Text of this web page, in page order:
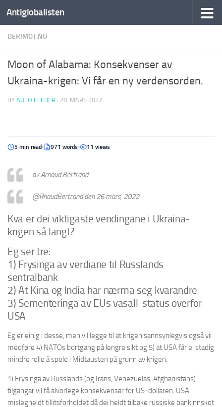
Antiglobalisten
DERIMOT.NO
Moon of Alabama: Konsekvenser av
Ukraina-krigen: Vi får en ny verdensorden.
BY AUTO FEEDER · 28. MARS 2022
5 min read 971 words 11 views
avArnaud Bertrand
@RnaudBertrandden 26.mars, 2022
Kva er dei viktigaste vendingane i Ukraina-
krigen så langt?
Eg ser tre:
1) Frysinga av verdiane til Russlands
sentralbank
2) At Kina og India har nærma seg kvarandre
3) Sementeringa av EUs vasall-status overfor
USA
Eg er einig i desse, men vil legge til at krigen sannsynlegvis også vil
medføre 4) NATOs bortgang på lengre sikt og 5) at USA får ei stadig
mindre rolle å spele i Midtausten på grunn av krigen.
1) Frysinga av Russlands (og Irans, Venezuelas, Afghanistans)
tilgangar vil få alvorlege konsekvensar for US-dollaren. USA
mislegheldttillitsforholdetdå dei heldt tilbake russiske bankinnskot